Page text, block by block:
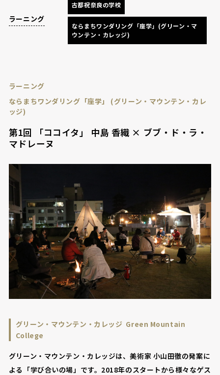
ラーニング
古都祝奈良の学校
ならまちワンダリング「座学」(グリーン・マ
ウンテン・カレッジ)
ラーニング
ならまちワンダリング「座学」 (グリーン・マウンテン・カレ
ッジ)
第1回 「ココイタ」 中島 香織 × ブブ・ド・ラ・
マドレーヌ
グリーン・マウンテン・カレッジ Green Mountain
College
グリーン・マウンテン・カレッジは、美術家 小山田徹の発案に
よる「学び合いの場」です。2018年のスタートから様々なゲス